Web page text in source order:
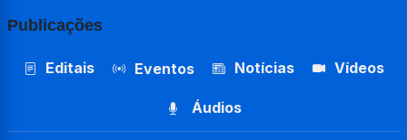
Publicações
Editais Eventos Notícias Vídeos
Áudios